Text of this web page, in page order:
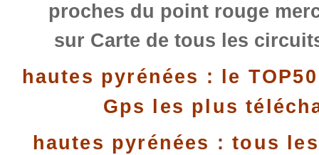
proches du point rouge
sur Carte de tous les
hautes pyrénées : le
Gps les plus
hautes pyrénées : tous